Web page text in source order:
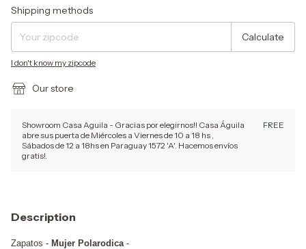
Shipping for zipcode:
Shipping methods
Calculate
I don't know my zipcode
Our store
Showroom Casa Aguila - Gracias por elegirnos!! Casa Águila
abre sus puerta de Miércoles a Viernes de 10 a 18 hs ,
Sábados de 12 a 18hs en Paraguay 1572 'A'. Hacemos envíos
gratis!.
FREE
Description
Zapatos - Mujer Polarodica -